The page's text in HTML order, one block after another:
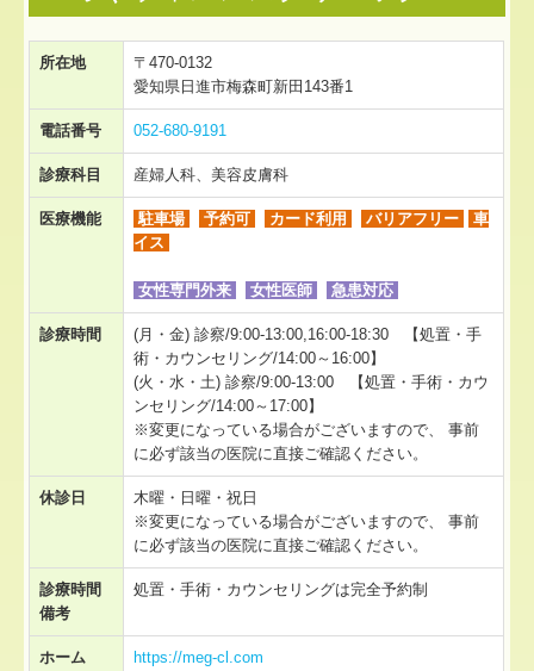
所在地
〒470-0132
愛知県日進市梅森町新田143番1
電話番号 052-680-9191
診療科目 産婦人科、美容皮膚科
医療機能 駐車場 予約可 カード利用 バリアフリー
車
イス
女性専門外来 女性医師 急患対応
診療時間
(月・金) 診察/9:00-13:00,16:00-18:30 【処置・手
術・カウンセリング/14:00～16:00】
(火・水・土) 診察/9:00-13:00 【処置・手術・カウ
ンセリング/14:00～17:00】
※変更になっている場合がございますので、 事前
に必ず該当の医院に直接ご確認ください。
休診日
木曜・日曜・祝日
※変更になっている場合がございますので、 事前
に必ず該当の医院に直接ご確認ください。
診療時間
備考
処置・手術・カウンセリングは完全予約制
ホーム
https://meg-cl.com